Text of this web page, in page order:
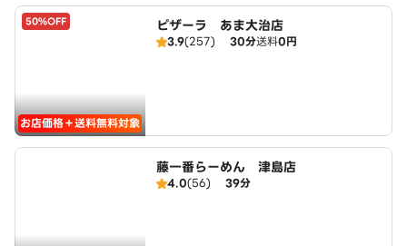
50%OFF
お店価格＋送料無料対象
ピザーラ あま大治店
3.9(257) 30分送料0円
藤一番らーめん 津島店
4.0(56) 39分